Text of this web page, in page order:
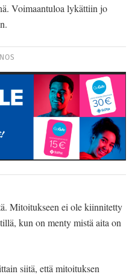
Voimaantuloa lykättiin jo
Mitoitukseen ei ole kiinnitetty
kun on menty mistä aita on
siitä, että mitoituksen